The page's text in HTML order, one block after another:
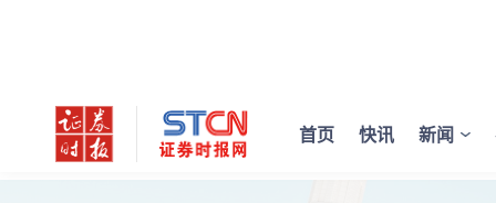
首页 快讯 新闻